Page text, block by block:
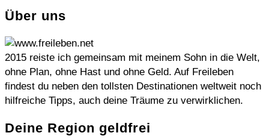
Über uns
2015 reiste ich gemeinsam mit meinem Sohn in die Welt,
ohne Plan, ohne Hast und ohne Geld. Auf Freileben
findest du neben den tollsten Destinationen weltweit noch
hilfreiche Tipps, auch deine Träume zu verwirklichen.
Deine Region geldfrei